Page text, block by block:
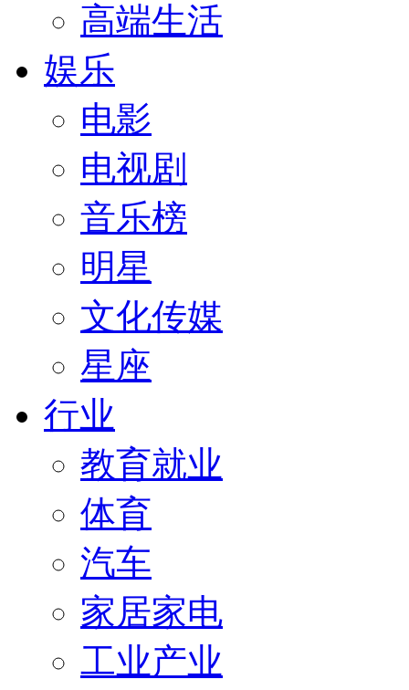
高端生活
娱乐
电影
电视剧
音乐榜
明星
文化传媒
星座
行业
教育就业
体育
汽车
家居家电
工业产业